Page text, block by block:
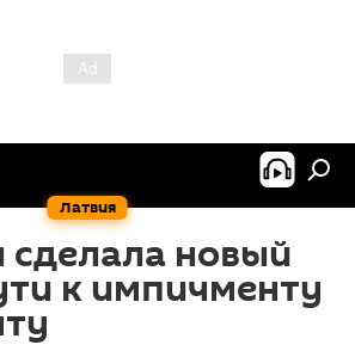
Латвия
сделала новый
к импичменту